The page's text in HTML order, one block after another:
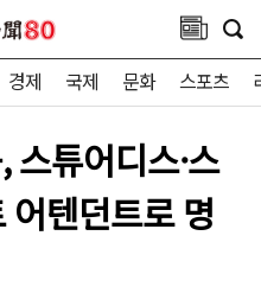
경제 국제 문화 스포츠
튜어디스·스
텐던트로 명